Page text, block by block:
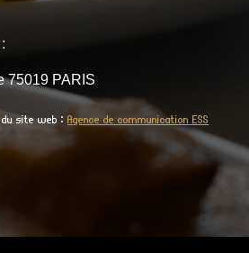
75019 PARIS
du site web :Agence de communication ESS